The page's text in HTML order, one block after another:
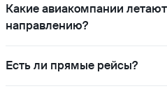
Какие авиакомпании
направлению?
Есть ли прямые рейсы?